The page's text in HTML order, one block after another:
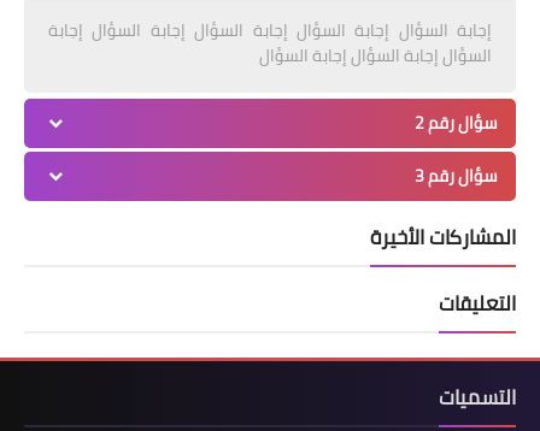
إجابة السؤال إجابة السؤال إجابة السؤال إجابة السؤال إجابة
السؤال إجابة السؤال إجابة السؤال
سؤال رقم 2
سؤال رقم 3
المشاركات الأخيرة
التعليقات
التسميات